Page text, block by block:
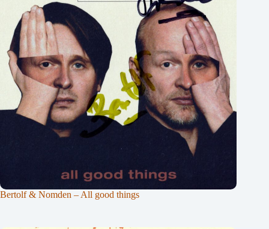
Bertolf & Nomden – All good things